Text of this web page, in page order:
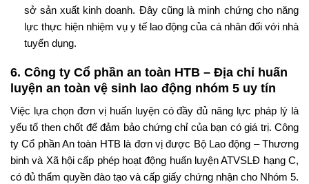
sở sản xuất kinh doanh. Đây cũng là minh chứng cho năng
lực thực hiện nhiệm vụ y tế lao động của cá nhân đối với nhà
tuyển dụng.
6. Công ty Cổ phần an toàn HTB – Địa chỉ huấn
luyện an toàn vệ sinh lao động nhóm 5 uy tín
Việc lựa chọn đơn vị huấn luyện có đầy đủ năng lực pháp lý là
yếu tố then chốt để đảm bảo chứng chỉ của bạn có giá trị. Công
ty Cổ phần An toàn HTB là đơn vị được Bộ Lao động – Thương
binh và Xã hội cấp phép hoạt động huấn luyện ATVSLĐ hạng C,
có đủ thẩm quyền đào tạo và cấp giấy chứng nhận cho Nhóm 5.